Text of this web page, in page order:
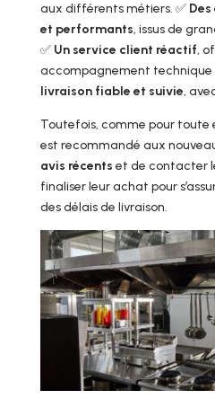
aux différents métiers. ✅
et performants, issus de
✅ Un service client réactif,
accompagnement technique
livraison fiable et suivie,
Toutefois, comme pour toute
est recommandé aux
avis récents et de contacter
finaliser leur achat pour
des délais de livraison.